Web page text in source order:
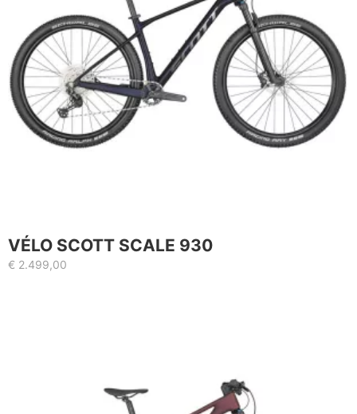
VÉLO SCOTT SCALE 930
€ 2.499,00